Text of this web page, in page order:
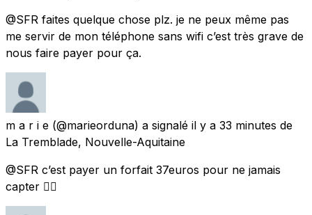
@SFR faites quelque chose plz. je ne peux même pas
me servir de mon téléphone sans wifi c’est très grave de
nous faire payer pour ça.
m a r i e (@marieorduna) a signalé il y a 33 minutes de
La Tremblade, Nouvelle-Aquitaine
@SFR c’est payer un forfait 37euros pour ne jamais
capter 👌🏻